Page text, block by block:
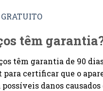
têm
têm garantia de 90
certificar que o
danos